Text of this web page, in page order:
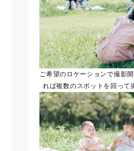
ご希望のロケーションで撮影
れば複数のスポットを回って